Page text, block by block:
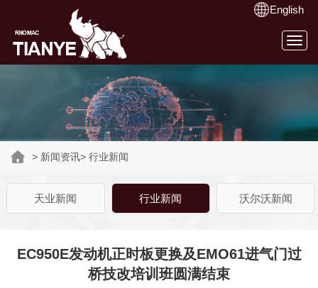
English
> 新闻资讯> 行业新闻
天业新闻 行业新闻 沃尔沃新闻
EC950E发动机正时板更换及EMO61进气门过
桥技改培训班圆满结束